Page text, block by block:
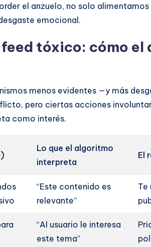
el anzuelo, no solo
emocional.
feed tóxico: cómo
menos evidentes —y más
pero ciertas acciones
como interés.
Lo que el algoritmo
interpreta
El
“Este contenido es
relevante”
Te
“Al usuario le interesa
este tema”